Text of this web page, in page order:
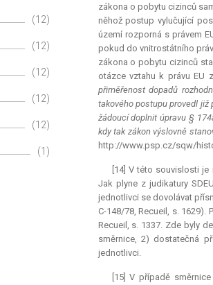
zákona o pobytu cizinců
něhož postup vylučující
území rozporná s právem
pokud do vnitrostátního
zákona o pobytu cizinců
otázce vztahu k právu EU
přiměřenost dopadů
takového postupu provedl již
žádoucí doplnit úpravu §
kdy tak zákon výslovně
http://www.psp.cz/sqw/
[14] V této souvislosti
Jak plyne z judikatury
jednotlivci se dovolávat
C-148/78, Recueil, s.
Recueil, s. 1337. Zde byly
směrnice, 2) dostatečná
jednotlivci.
[15] V případě
(12)
(12)
(12)
(12)
(12)
(1)